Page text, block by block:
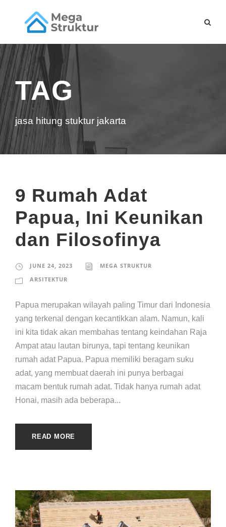
TAG
jasa hitung stuktur jakarta
9 Rumah Adat
Papua, Ini Keunikan
dan Filosofinya
JUNE 24, 2023
MEGA STRUKTUR
ARSITEKTUR
Papua merupakan wilayah paling Timur dari Indonesia
yang terkenal dengan kecantikkan alam. Namun, kali
ini kita tidak akan membahas tentang keindahan Raja
Ampat atau lautan birunya, tapi tentang keunikan
rumah adat Papua. Papua memiliki beragam suku
adat, yang membuat daerah ini punya berbagai
macam bentuk rumah adat. Tidak hanya rumah adat
Honai, masih ada beberapa...
READ MORE